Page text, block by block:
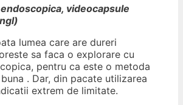
videocapsule
lumea care are dureri
sa faca o explorare cu
pentru ca este o metoda
. Dar, din pacate utilizarea
extrem de limitate.